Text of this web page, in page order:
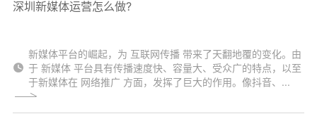
深圳新媒体运营怎么做?
新媒体平台的崛起，为 互联网传播 带来了天翻地覆的变化。由
于 新媒体 平台具有传播速度快、容量大、受众广的特点，以至
于新媒体在 网络推广 方面，发挥了巨大的作用。像抖音、...